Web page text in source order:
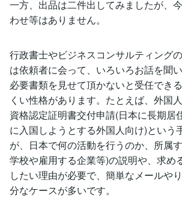
一方、出品は二件出してみましたが、
わせ等はありません。
行政書士やビジネスコンサルティング
は依頼者に会って、いろいろお話を聞
必要書類を見せて頂かないと受任でき
くい性格があります。たとえば、外国
資格認定証明書交付申請(日本に長期居
に入国しようとする外国人向け)という
が、日本で何の活動を行うのか、所属
学校や雇用する企業等)の説明や、求め
したい理由が必要で、簡単なメールや
分なケースが多いです。